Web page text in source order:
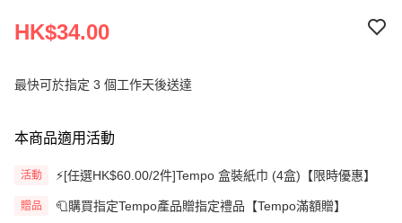
HK$34.00
最快可於指定 3 個工作天後送達
本商品適用活動
活動 ⚡[任選HK$60.00/2件]Tempo 盒裝紙巾 (4盒)【限時優惠】
贈品 🧻購買指定Tempo產品贈指定禮品【Tempo滿額贈】